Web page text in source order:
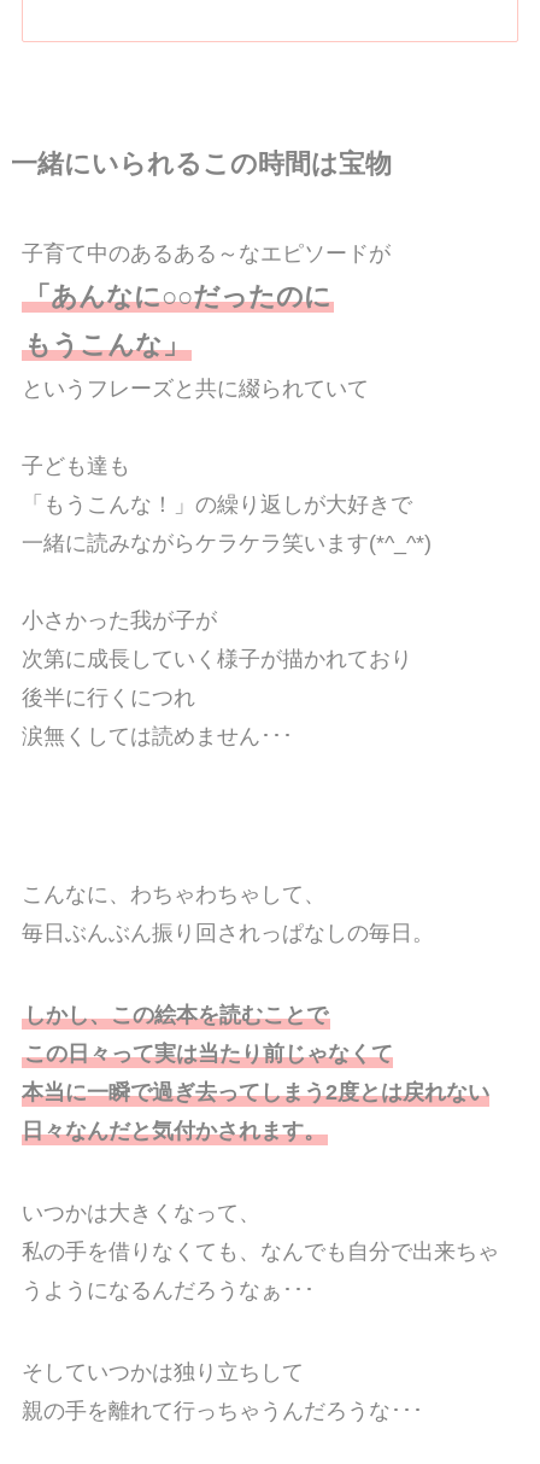
一緒にいられるこの時間は宝物
子育て中のあるある～なエピソードが
「あんなに○○だったのに
もうこんな」
というフレーズと共に綴られていて
子ども達も
「もうこんな！」の繰り返しが大好きで
一緒に読みながらケラケラ笑います(*^_^*)
小さかった我が子が
次第に成長していく様子が描かれており
後半に行くにつれ
涙無くしては読めません･･･
こんなに、わちゃわちゃして、
毎日ぶんぶん振り回されっぱなしの毎日。
しかし、この絵本を読むことで
この日々って実は当たり前じゃなくて
本当に一瞬で過ぎ去ってしまう2度とは戻れない
日々なんだと気付かされます。
いつかは大きくなって、
私の手を借りなくても、なんでも自分で出来ちゃ
うようになるんだろうなぁ･･･
そしていつかは独り立ちして
親の手を離れて行っちゃうんだろうな･･･